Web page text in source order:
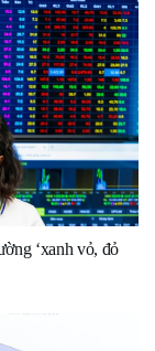
‘xanh vỏ, đỏ